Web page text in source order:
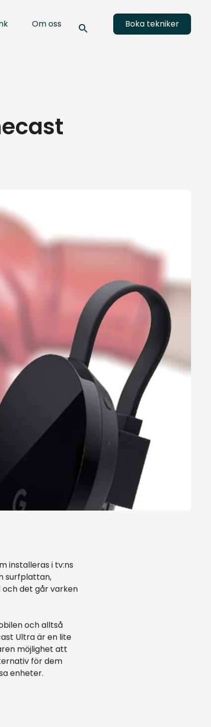
Om oss Boka tekniker
installeras i tv:ns
surfplattan,
och det går varken
och alltså
Ultra är en lite
möjlighet att
för dem
enheter.